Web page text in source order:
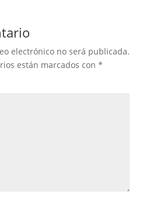
electrónico no será publicada.
están marcados con *